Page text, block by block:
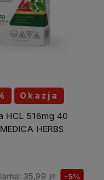
Okazja
HCL 516mg 40
HERBS
35,99 zł -5%